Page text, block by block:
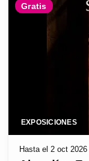
Gratis
EXPOSICIONES
Hasta el 2 oct 2026